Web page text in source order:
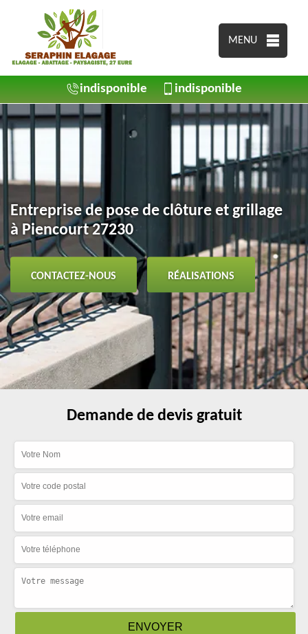
MENU
indisponible indisponible
Entreprise de pose de clôture et grillage
à Piencourt 27230
CONTACTEZ-NOUS RÉALISATIONS
Demande de devis gratuit